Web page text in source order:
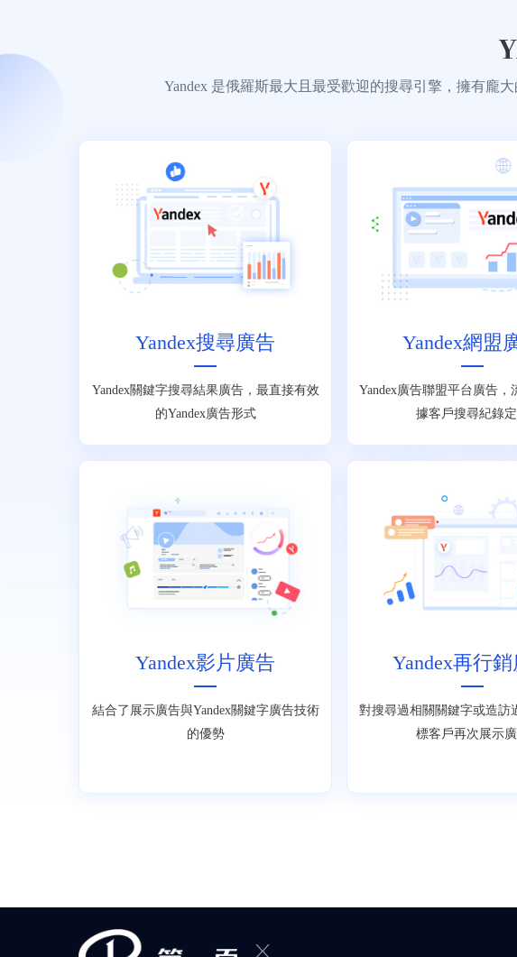
Yandex 是俄羅斯最大且最受歡迎的搜尋引擎，擁有龐
Yandex搜尋廣告
Yandex關鍵字搜尋結果廣告，最直接有效
的Yandex廣告形式
Yandex網盟
Yandex廣告聯盟平台廣告，
據客戶搜尋紀錄
Yandex影片廣告
結合了展示廣告與Yandex關鍵字廣告技術
的優勢
Yandex再行
對搜尋過相關關鍵字或造訪
標客戶再次展示